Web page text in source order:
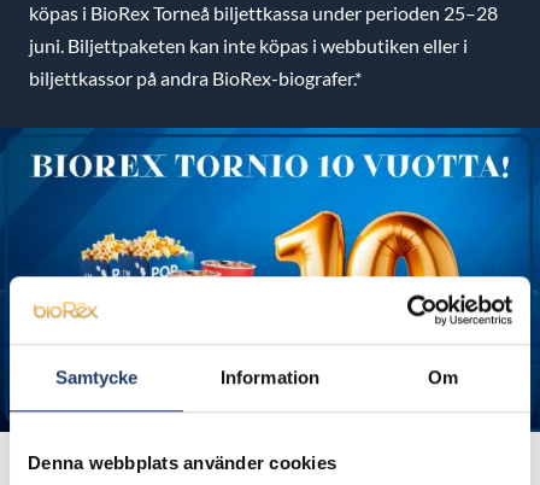
Samtycke Information Om
Denna webbplats använder cookies
köpas i BioRex Torneå biljettkassa under perioden 25–28
juni. Biljettpaketen kan inte köpas i webbutiken eller i
biljettkassor på andra BioRex-biografer.*